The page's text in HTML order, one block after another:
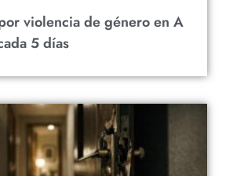
violencia de género en A
5 días